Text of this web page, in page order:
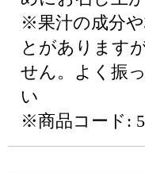
※果汁の成分
とがあります
せん。よく振
い
※商品コード: